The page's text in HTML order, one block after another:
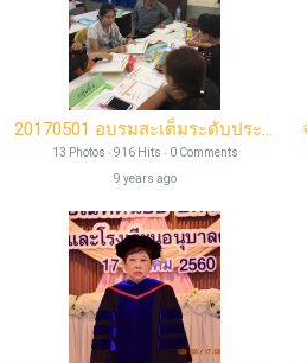
20170501 อบรมสะเต็มระดับประถมศึกษา สช.20 ศรีวรการ
13 Photos ‧ 916 Hits ‧ 0 Comments
9 years ago